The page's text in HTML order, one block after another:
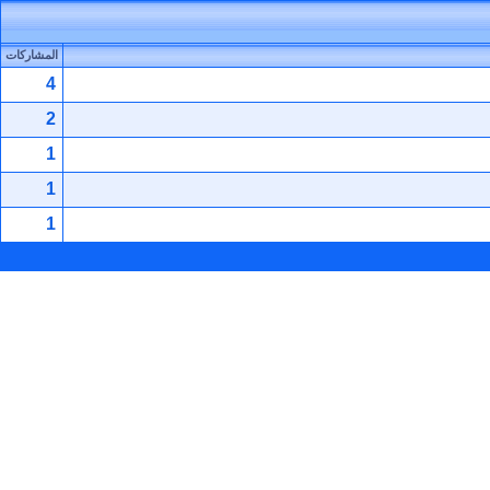
المشاركات
4
2
1
1
1